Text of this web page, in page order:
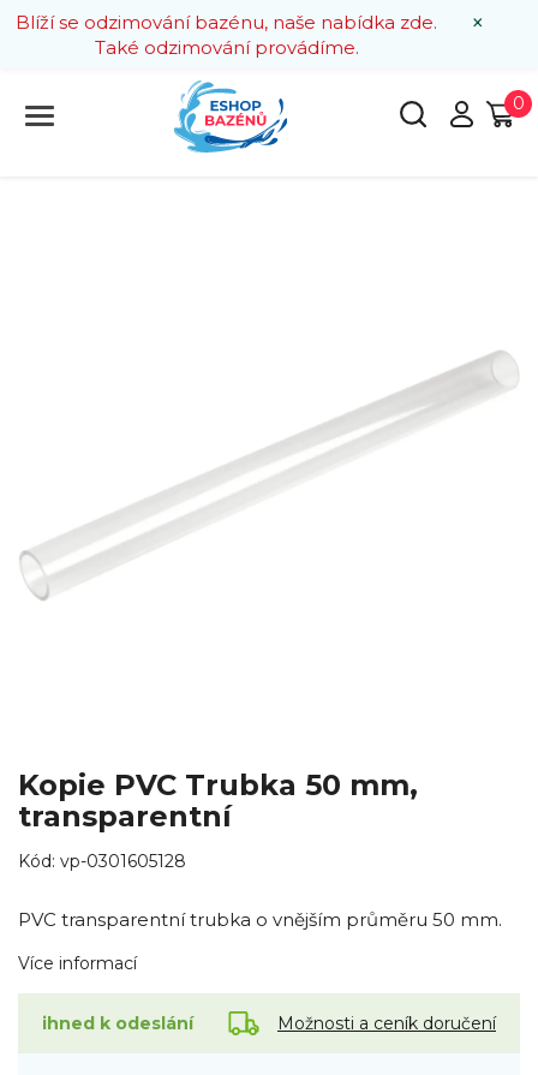
×
Blíží se odzimování bazénu, naše nabídka zde.
Také odzimování provádíme.
0
Kopie PVC Trubka 50 mm,
transparentní
Kód: vp-0301605128
PVC transparentní trubka o vnějším průměru 50 mm.
Více informací
ihned k odeslání Možnosti a ceník doručení